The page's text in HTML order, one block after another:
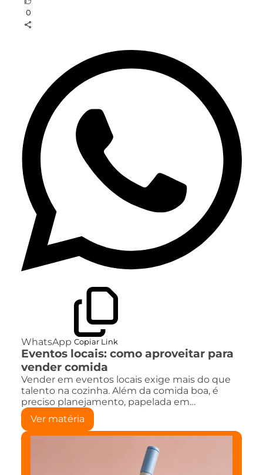
0
WhatsApp Copiar Link
Eventos locais: como aproveitar para
vender comida
Vender em eventos locais exige mais do que
talento na cozinha. Além da comida boa, é
preciso planejamento, papelada em…
Ver matéria